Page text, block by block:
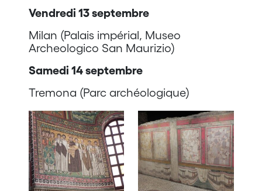
Vendredi 13 septembre
Milan (Palais impérial, Museo
Archeologico San Maurizio)
Samedi 14 septembre
Tremona (Parc archéologique)